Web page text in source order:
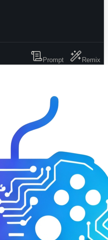
Prompt Remix